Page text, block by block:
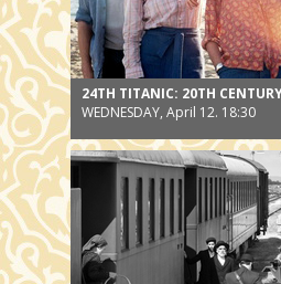
24TH TITANIC: 20TH
WEDNESDAY, April 12. 18:30